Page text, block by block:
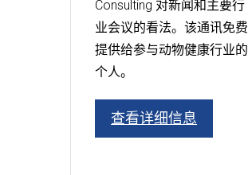
Consulting 对新闻和主要行
业会议的看法。该通讯免费
提供给参与动物健康行业的
个人。
查看详细信息